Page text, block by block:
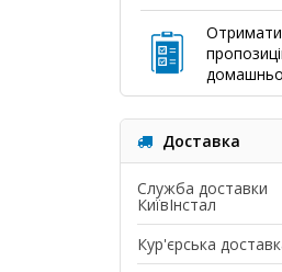
Доставка
Служба доставки
КиївІнстал
Кур'єрська